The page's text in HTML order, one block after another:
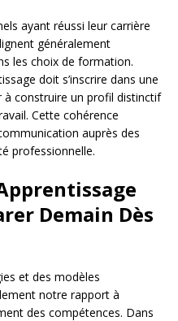
ayant réussi leur carrière
généralement
les choix de formation.
doit s’inscrire dans une
à construire un profil distinctif
Cette cohérence
auprès des
professionnelle.
Demain Dès
et des modèles
notre rapport à
des compétences. Dans